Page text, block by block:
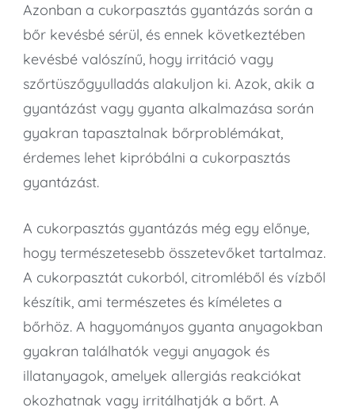
Azonban a cukorpasztás gyantázás során a
bőr kevésbé sérül, és ennek következtében
kevésbé valószínű, hogy irritáció vagy
szőrtüszőgyulladás alakuljon ki. Azok, akik a
gyantázást vagy gyanta alkalmazása során
gyakran tapasztalnak bőrproblémákat,
érdemes lehet kipróbálni a cukorpasztás
gyantázást.
A cukorpasztás gyantázás még egy előnye,
hogy természetesebb összetevőket tartalmaz.
A cukorpasztát cukorból, citromléből és vízből
készítik, ami természetes és kíméletes a
bőrhöz. A hagyományos gyanta anyagokban
gyakran találhatók vegyi anyagok és
illatanyagok, amelyek allergiás reakciókat
okozhatnak vagy irritálhatják a bőrt. A